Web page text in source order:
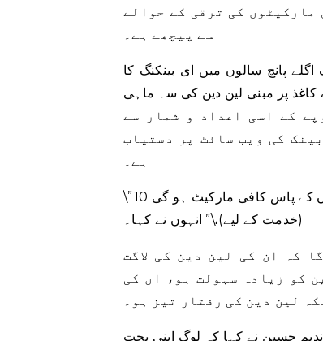
مارکیٹوں کی ترقی کے حوالے
سے پیچھے ہے۔
پانچ سالوں میں ای بینکنگ کا
46.4 ٹریلین روپے کے ساتھ، کاغذ پر مبنی لین دین کی سہ ماہی
میں ای بینکنگ کے لیے 35.4 ٹریلین روپے کے اسی اعداد و شمار سے
کی ویب سائٹ پر دستیاب
ہے۔
\”10 سالوں میں زیر گردش کرنسی دوگنی ہو گئی ہے۔ نئے پانچ ڈیجیٹل بینکوں کے پاس کافی مارکیٹ ہو گی
(خدمت کے لیے)،\” انہوں نے کہا۔
کہ ان کی لین دین کی لاگت
کو زیادہ سہولت ہو، ان کی
لین دین کی رفتار تیز ہو۔
حسین نے کہا کہ لوگ اپنی بچت